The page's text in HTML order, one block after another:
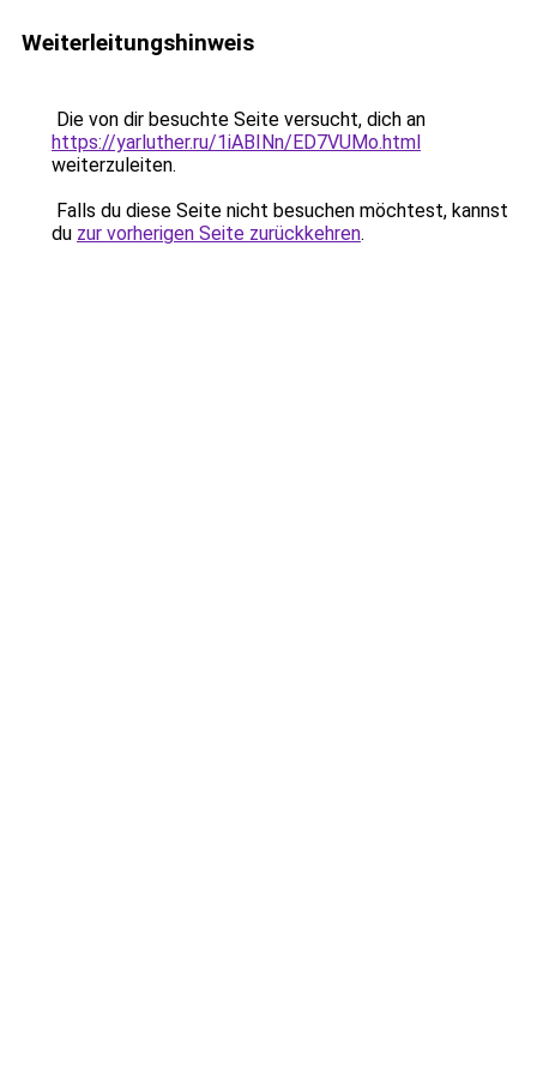
Weiterleitungshinweis
Die von dir besuchte Seite versucht, dich an
https://yarluther.ru/1iABINn/ED7VUMo.html
weiterzuleiten.
Falls du diese Seite nicht besuchen möchtest, kannst
du zur vorherigen Seite zurückkehren.